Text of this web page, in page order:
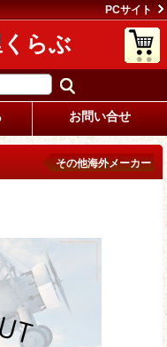
PCサイト
らぶ
お問い合せ
その他海外メーカー